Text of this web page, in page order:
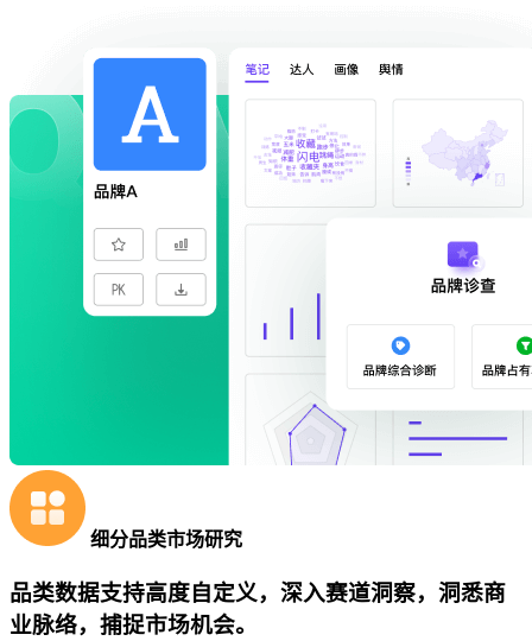
细分品类市场研究
品类数据支持高度自定义，深入赛道洞察，洞悉商
业脉络，捕捉市场机会。